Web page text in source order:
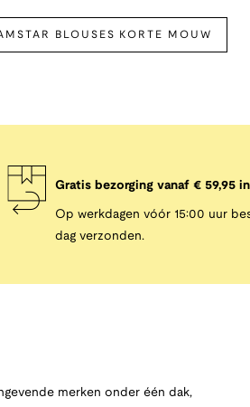
BLOUSES KORTE MOUW
Gratis bezorging vanaf € 59,95
Op werkdagen vóór 15:00 uur
dag verzonden.
merken onder één dak,